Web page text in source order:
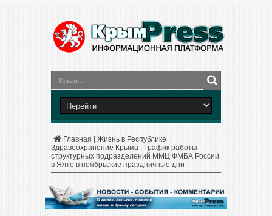
Главная Жизнь в Республике
Здравоохранение Крыма
График работы
структурных подразделений ММЦ ФМБА России
в Ялте в ноябрьские праздничные дни